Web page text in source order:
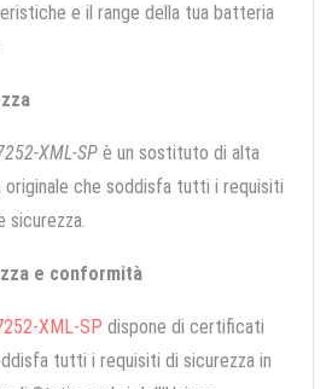
e il range della tua batteria
XML-SP è un sostituto di alta
che soddisfa tutti i requisiti
sicurezza.
e conformità
XML-SP dispone di certificati
tutti i requisiti di sicurezza in